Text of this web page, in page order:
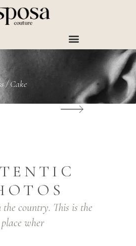
/Cake
country. This is the
place wher